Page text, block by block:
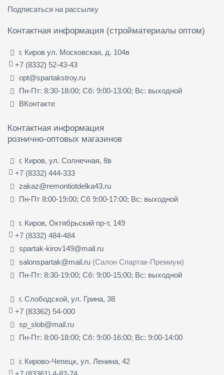
Подписаться на рассылку
Контактная информация (стройматериалы оптом)
г. Киров ул. Московская, д. 104в
+7 (8332) 52-43-43
opt@spartakstroy.ru
Пн-Пт: 8:30-18:00; Сб: 9:00-13:00; Вс: выходной
ВКонтакте
Контактная информация
рознично-оптовых магазинов
г. Киров, ул. Солнечная, 8в
+7 (8332) 444-333
zakaz@remontiotdelka43.ru
Пн-Пт 8:00-19:00; Сб 9:00-17:00; Вс: выходной
г. Киров, Октябрьский пр-т, 149
+7 (8332) 484-484
spartak-kirov149@mail.ru
salonspartak@mail.ru (Салон Спартак-Премиум)
Пн-Пт: 8:30-19:00; Сб: 9:00-15:00; Вс: выходной
г. Слободской, ул. Грина, 38
+7 (83362) 54-000
sp_slob@mail.ru
Пн-Пт: 8:00-18:00; Сб: 9:00-16:00; Вс: 9:00-14:00
г. Кирово-Чепецк, ул. Ленина, 42